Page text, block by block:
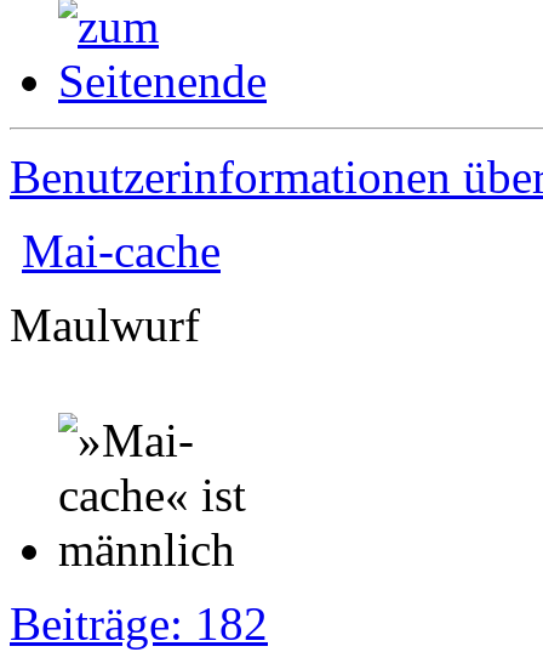
Benutzerinformationen
Mai-cache
Maulwurf
Beiträge: 182